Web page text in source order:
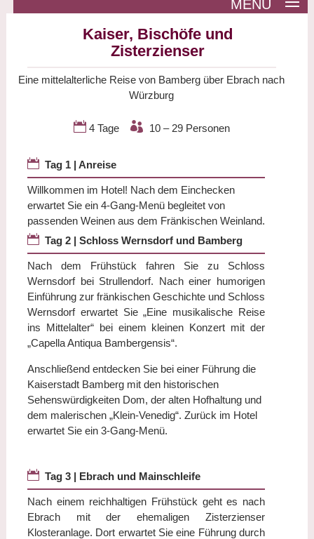
Kaiser, Bischöfe und
Zisterzienser
Eine mittelalterliche Reise von Bamberg über Ebrach nach
Würzburg
 4 Tage  10 – 29 Personen
 Tag 1 | Anreise
Willkommen im Hotel! Nach dem Einchecken
erwartet Sie ein 4-Gang-Menü begleitet von
passenden Weinen aus dem Fränkischen Weinland.
 Tag 2 | Schloss Wernsdorf und Bamberg
Nach dem Frühstück fahren Sie zu Schloss
Wernsdorf bei Strullendorf. Nach einer humorigen
Einführung zur fränkischen Geschichte und Schloss
Wernsdorf erwartet Sie „Eine musikalische Reise
ins Mittelalter“ bei einem kleinen Konzert mit der
„Capella Antiqua Bambergensis“.
Anschließend entdecken Sie bei einer Führung die
Kaiserstadt Bamberg mit den historischen
Sehenswürdigkeiten Dom, der alten Hofhaltung und
dem malerischen „Klein-Venedig“. Zurück im Hotel
erwartet Sie ein 3-Gang-Menü.
 Tag 3 | Ebrach und Mainschleife
Nach einem reichhaltigen Frühstück geht es nach
Ebrach mit der ehemaligen Zisterzienser
Klosteranlage. Dort erwartet Sie eine Führung durch